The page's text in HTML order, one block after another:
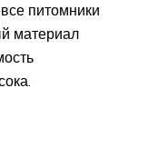
питомники
материал